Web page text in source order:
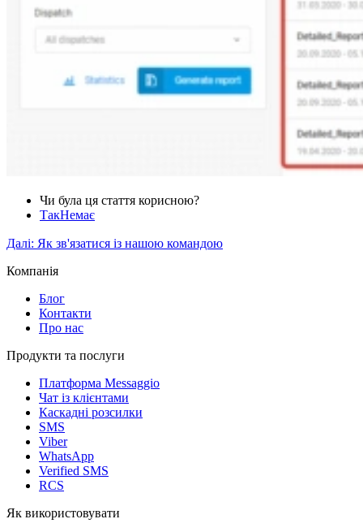
Чи була ця стаття корисною?
ТакНемає
Далі: Як зв'язатися із нашою командою
Компанія
Блог
Контакти
Про нас
Продукти та послуги
Платформа Messaggio
Чат із клієнтами
Каскадні розсилки
SMS
Viber
WhatsApp
Verified SMS
RCS
Як використовувати